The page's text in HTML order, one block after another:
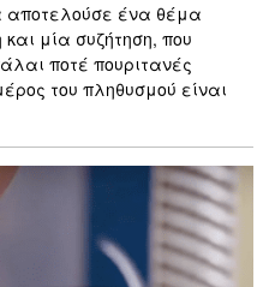
αποτελούσε ένα θέμα
μία συζήτηση, που
ποτέ πουριτανές
του πληθυσμού είναι